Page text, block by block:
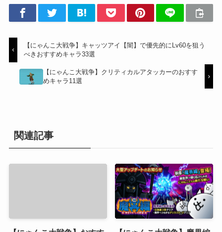
【にゃんこ大戦争】キャッツアイ【闇】で優先的にLv60を狙う
べきおすすめキャラ33選
【にゃんこ大戦争】クリティカルアタッカーのおすす
めキャラ11選
関連記事